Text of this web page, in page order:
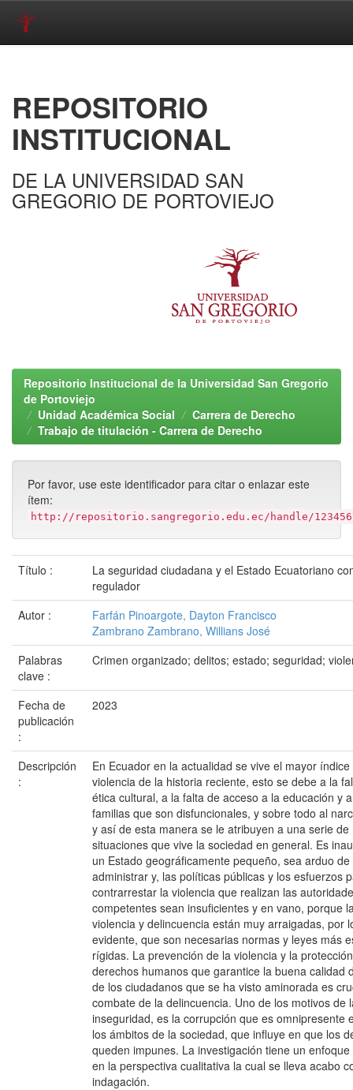
REPOSITORIO
INSTITUCIONAL
DE LA UNIVERSIDAD SAN
GREGORIO DE PORTOVIEJO
Repositorio Institucional de la Universidad San Gregorio
de Portoviejo
Unidad Académica Social
Carrera de Derecho
Trabajo de titulación - Carrera de Derecho
Por favor, use este identificador para citar o enlazar este
ítem:
http://repositorio.sangregorio.edu.ec/handle/
Título :
La seguridad ciudadana y el Estado Ecuatoriano
regulador
Autor :
Farfán Pinoargote, Dayton Francisco
Zambrano Zambrano, Willians José
Palabras
clave :
Crimen organizado; delitos; estado; seguridad;
Fecha de
publicación
:
2023
Descripción
:
En Ecuador en la actualidad se vive el mayor índice
violencia de la historia reciente, esto se debe a la
ética cultural, a la falta de acceso a la educación y
familias que son disfuncionales, y sobre todo al
y así de esta manera se le atribuyen a una serie de
situaciones que vive la sociedad en general. Es
un Estado geográficamente pequeño, sea arduo de
administrar y, las políticas públicas y los esfuerzos
contrarrestar la violencia que realizan las
competentes sean insuficientes y en vano, porque
violencia y delincuencia están muy arraigadas, por
evidente, que son necesarias normas y leyes más
rígidas. La prevención de la violencia y la
derechos humanos que garantice la buena calidad
de los ciudadanos que se ha visto aminorada es
combate de la delincuencia. Uno de los motivos de
inseguridad, es la corrupción que es omnipresente
los ámbitos de la sociedad, que influye en que los
queden impunes. La investigación tiene un
en la perspectiva cualitativa la cual se lleva acabo
indagación.